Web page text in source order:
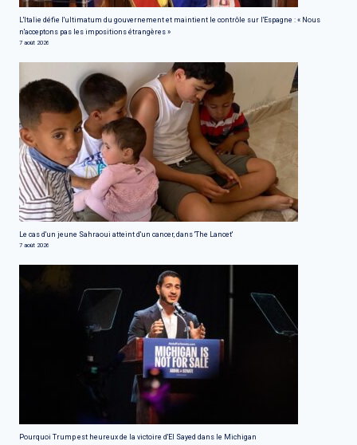
L'Italie défie l'ultimatum du gouvernement et maintient le contrôle sur l'Espagne : « Nous
n'acceptons pas les impositions étrangères »
7 août 2026
Le cas d'un jeune Sahraoui atteint d'un cancer, dans 'The Lancet'
7 août 2026
Pourquoi Trump est heureux de la victoire d'El Sayed dans le Michigan